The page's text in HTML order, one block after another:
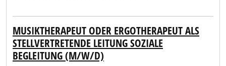
MUSIKTHERAPEUT ODER ERGOTHERAPEUT ALS
STELLVERTRETENDE LEITUNG SOZIALE
BEGLEITUNG (M/W/D)